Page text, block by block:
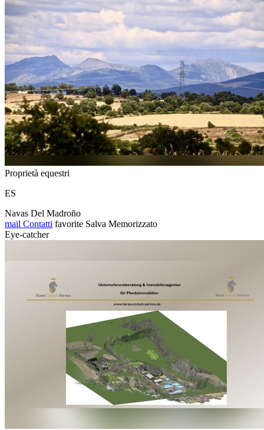
Proprietà equestri
ES
Navas Del Madroño
mail Contatti favorite Salva Memorizzato
Eye-catcher